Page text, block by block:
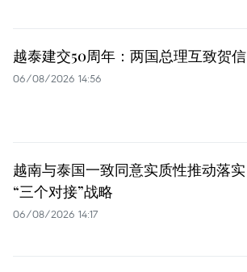
越泰建交50周年：两国总理互致贺信
06/08/2026 14:56
越南与泰国一致同意实质性推动落实
“三个对接”战略
06/08/2026 14:17